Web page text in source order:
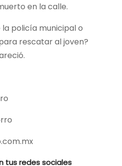
en la calle.
la policía municipal o
rescatar al joven?
tus redes sociales